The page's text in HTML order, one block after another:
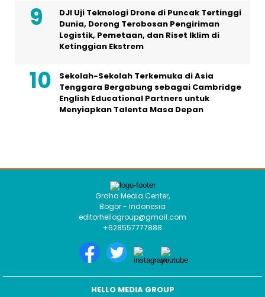
DJI Uji Teknologi Drone di Puncak Tertinggi
Dunia, Dorong Terobosan Pengiriman
Logistik, Pemetaan, dan Riset Iklim di
Ketinggian Ekstrem
Sekolah-Sekolah Terkemuka di Asia
Tenggara Bergabung sebagai Cambridge
English Educational Partners untuk
Menyiapkan Talenta Masa Depan
Graha Media Center,
Bogor - Indonesia
editorhellogroup@gmail.com
+628557777888
HELLO MEDIA GROUP